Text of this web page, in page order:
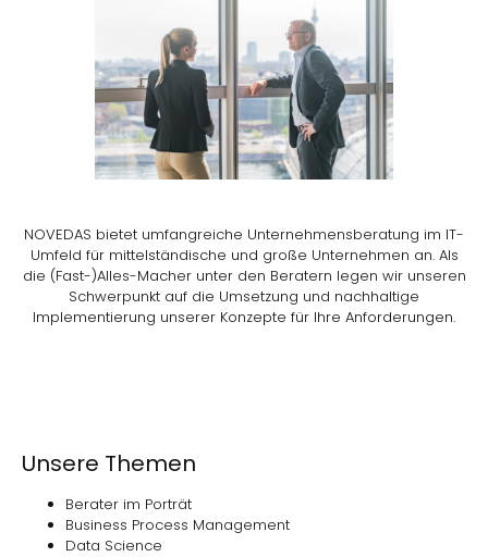
NOVEDAS bietet umfangreiche Unternehmensberatung im IT-
Umfeld für mittelständische und große Unternehmen an. Als
die (Fast-)Alles-Macher unter den Beratern legen wir unseren
Schwerpunkt auf die Umsetzung und nachhaltige
Implementierung unserer Konzepte für Ihre Anforderungen.
Unsere Themen
Berater im Porträt
Business Process Management
Data Science